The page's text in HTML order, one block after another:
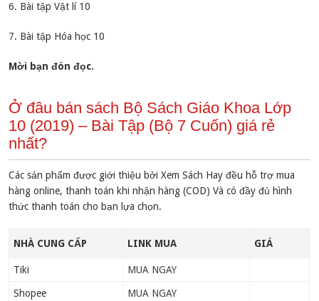
6. Bài tập Vật lí 10
7. Bài tập Hóa học 10
Mời bạn đón đọc.
Ở đâu bán sách Bộ Sách Giáo Khoa Lớp
10 (2019) – Bài Tập (Bộ 7 Cuốn) giá rẻ
nhất?
Các sản phẩm được giới thiệu bởi Xem Sách Hay đều hỗ trợ mua
hàng online, thanh toán khi nhận hàng (COD) Và có đầy đủ hình
thức thanh toán cho bạn lựa chọn.
NHÀ CUNG CẤP LINK MUA GIÁ
Tiki MUA NGAY
Shopee MUA NGAY